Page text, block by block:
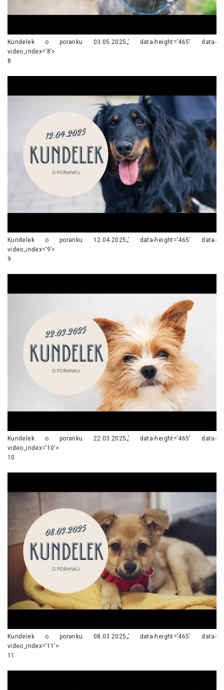
Kundelek o poranku 03.05.2025„’ data-height=’465′ data-
video_index=’8’>
8
Kundelek o poranku 12.04.2025„’ data-height=’465′ data-
video_index=’9’>
9
Kundelek o poranku 22.03.2025„’ data-height=’465′ data-
video_index=’10’>
10
Kundelek o poranku 08.03.2025„’ data-height=’465′ data-
video_index=’11’>
11